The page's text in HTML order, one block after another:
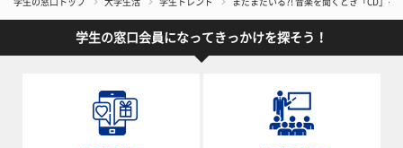
学生の窓口会員になってきっかけを探そう！